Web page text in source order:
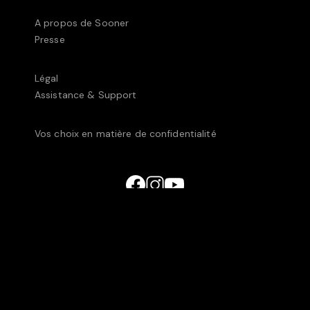
A propos de Sooner
Presse
Légal
Assistance & Support
Vos choix en matière de confidentialité